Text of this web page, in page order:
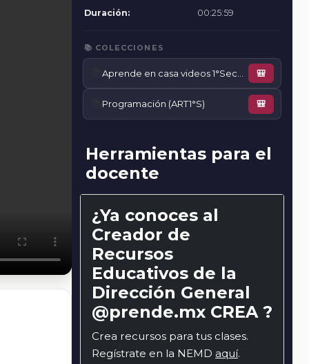
Duración:
00:25:59
📚 COLECCIONES
📚 🎒
Programación (ART1°S) 🎒
Herramientas para el
docente
¿Ya conoces al
Creador de
Recursos
Educativos de la
Dirección General
@prende.mx CREA ?
Crea recursos para tus clases.
Regístrate en la NEMD aquí.